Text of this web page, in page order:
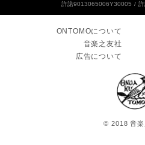
許諾9013065006Y30005
ONTOMOについて
音楽之友社
広告について
© 2018 音楽